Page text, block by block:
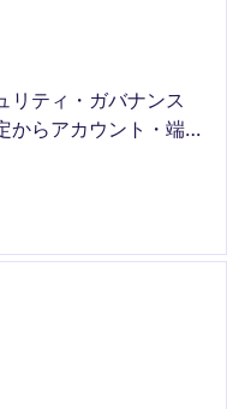
リティ・ガバナンス
からアカウント・端
を推進し、事業成長